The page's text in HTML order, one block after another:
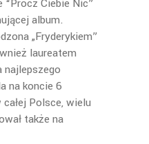
Ciebie Nic”
album.
„Fryderykiem”
laureatem
najlepszego
na koncie 6
Polsce, wielu
także na